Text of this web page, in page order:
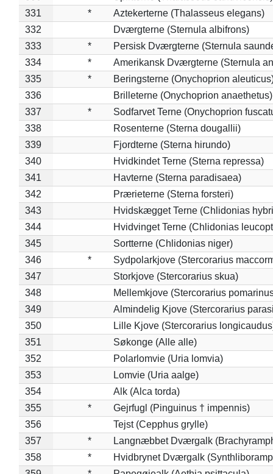
331
*
Aztekerterne (Thalasseus elegans)
332
Dværgterne (Sternula albifrons)
333
*
Persisk Dværgterne (Sternula
334
*
Amerikansk Dværgterne (Sternula
335
*
Beringsterne (Onychoprion
336
Brilleterne (Onychoprion anaethetus)
337
*
Sodfarvet Terne (Onychoprion
338
Rosenterne (Sterna dougallii)
339
Fjordterne (Sterna hirundo)
340
Hvidkindet Terne (Sterna repressa)
341
Havterne (Sterna paradisaea)
342
Prærieterne (Sterna forsteri)
343
Hvidskægget Terne (Chlidonias
344
Hvidvinget Terne (Chlidonias
345
Sortterne (Chlidonias niger)
346
*
Sydpolarkjove (Stercorarius
347
Storkjove (Stercorarius skua)
348
Mellemkjove (Stercorarius
349
Almindelig Kjove (Stercorarius
350
Lille Kjove (Stercorarius
351
Søkonge (Alle alle)
352
Polarlomvie (Uria lomvia)
353
Lomvie (Uria aalge)
354
Alk (Alca torda)
355
*
Gejrfugl (Pinguinus † impennis)
356
Tejst (Cepphus grylle)
357
*
Langnæbbet Dværgalk
358
*
Hvidbrynet Dværgalk